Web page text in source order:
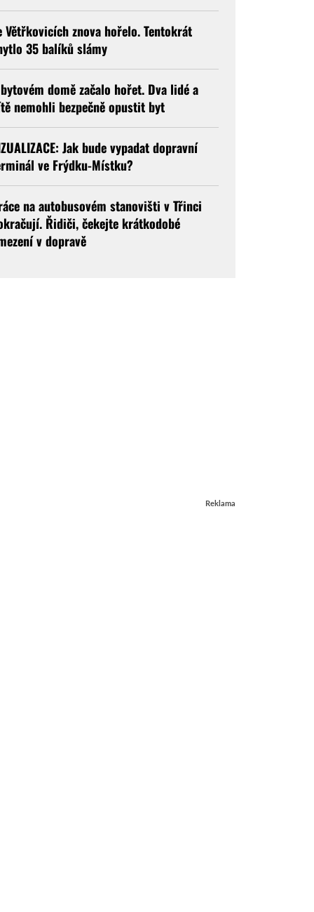
Větřkovicích znova hořelo. Tentokrát
35 balíků slámy
domě začalo hořet. Dva lidé a
nemohli bezpečně opustit byt
Jak bude vypadat dopravní
ve Frýdku-Místku?
na autobusovém stanovišti v Třinci
Řidiči, čekejte krátkodobé
v dopravě
Reklama